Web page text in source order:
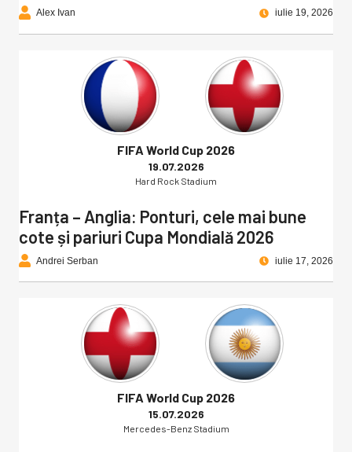
Alex Ivan iulie 19, 2026
FIFA World Cup 2026
19.07.2026
Hard Rock Stadium
Franța – Anglia: Ponturi, cele mai bune
cote și pariuri Cupa Mondială 2026
Andrei Serban iulie 17, 2026
FIFA World Cup 2026
15.07.2026
Mercedes-Benz Stadium